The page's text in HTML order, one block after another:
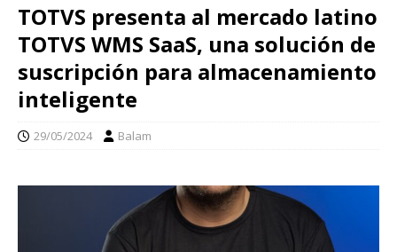
TOTVS presenta al mercado latino
TOTVS WMS SaaS, una solución de
suscripción para almacenamiento
inteligente
29/05/2024 Balam